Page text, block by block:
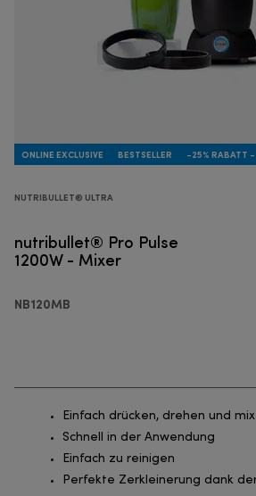
ONLINE EXCLUSIVE BESTSELLER -25% RABATT -
NUTRIBULLET® ULTRA
nutribullet® Pro Pulse
1200W - Mixer
NB120MB
Einfach drücken, drehen und
Schnell in der Anwendung
Einfach zu reinigen
Perfekte Zerkleinerung dank